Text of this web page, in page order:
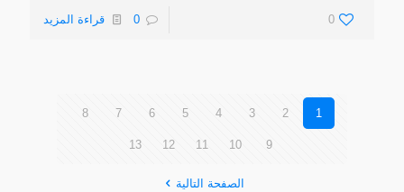
0
0 قراءة المزيد
1
2
3
4
5
6
7
8
9
10
11
12
13
الصفحة التالية